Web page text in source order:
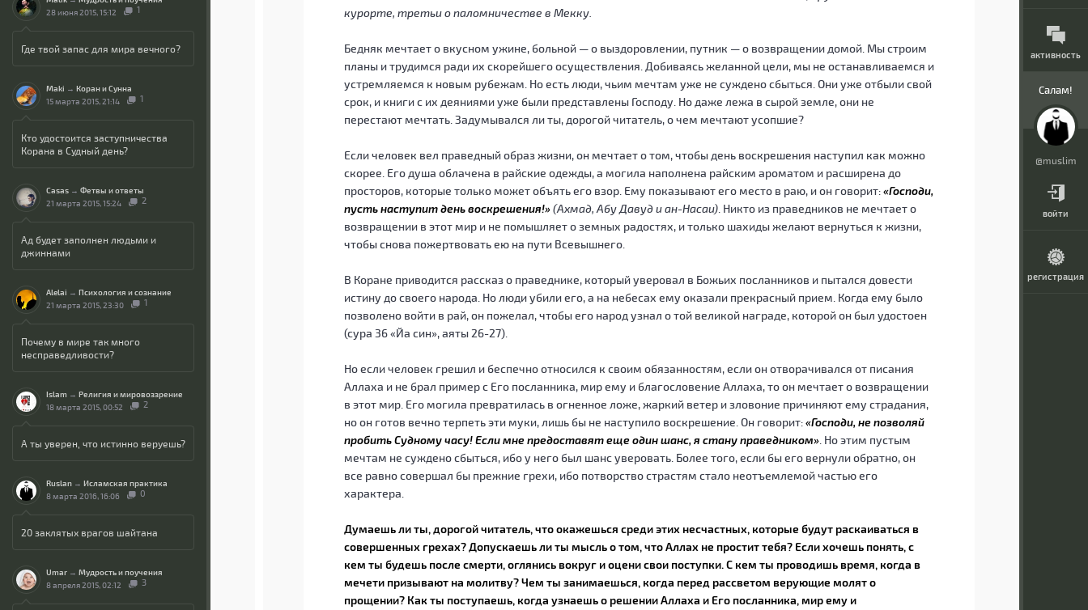
28 июня 2015, 15:12
1
Где твой запас для мира вечного?
Maki → Коран и Сунна
15 марта 2015, 21:14
1
Кто удостоится заступничества
Корана в Судный день?
Casas → Фетвы и ответы
21 марта 2015, 15:24
2
Ад будет заполнен людьми и
джиннами
Alelai → Психология и сознание
21 марта 2015, 23:30
1
Почему в мире так много
несправедливости?
Islam → Религия и мировоззрение
18 марта 2015, 00:52
2
А ты уверен, что истинно веруешь?
Ruslan → Исламская практика
8 марта 2016, 16:06
0
20 заклятых врагов шайтана
Umar → Мудрость и поучения
8 апреля 2015, 02:12
3
активность
Салам!
@muslim
войти
регистрация
курорте, третьи о паломничестве в Мекку.
Бедняк мечтает о вкусном ужине, больной — о выздоровлении, путник — о возвращении домой. Мы строим
планы и трудимся ради их скорейшего осуществления. Добиваясь желанной цели, мы не останавливаемся и
устремляемся к новым рубежам. Но есть люди, чьим мечтам уже не суждено сбыться. Они уже отбыли свой
срок, и книги с их деяниями уже были представлены Господу. Но даже лежа в сырой земле, они не
перестают мечтать. Задумывался ли ты, дорогой читатель, о чем мечтают усопшие?
Если человек вел праведный образ жизни, он мечтает о том, чтобы день воскрешения наступил как можно
скорее. Его душа облачена в райские одежды, а могила наполнена райским ароматом и расширена до
просторов, которые только может объять его взор. Ему показывают его место в раю, и он говорит:«Господи,
пусть наступит день воскрешения!»(Ахмад, Абу Давуд и ан-Насаи) . Никто из праведников не мечтает о
возвращении в этот мир и не помышляет о земных радостях, и только шахиды желают вернуться к жизни,
чтобы снова пожертвовать ею на пути Всевышнего.
В Коране приводится рассказ о праведнике, который уверовал в Божьих посланников и пытался довести
истину до своего народа. Но люди убили его, а на небесах ему оказали прекрасный прием. Когда ему было
позволено войти в рай, он пожелал, чтобы его народ узнал о той великой награде, которой он был удостоен
(сура 36 «Йа син», аяты 26-27).
Но если человек грешил и беспечно относился к своим обязанностям, если он отворачивался от писания
Аллаха и не брал пример с Его посланника, мир ему и благословение Аллаха, то он мечтает о возвращении
в этот мир. Его могила превратилась в огненное ложе, жаркий ветер и зловоние причиняют ему страдания,
но он готов вечно терпеть эти муки, лишь бы не наступило воскрешение. Он говорит:«Господи, не позволяй
пробить Судному часу! Если мне предоставят еще один шанс, я стану праведником» . Но этим пустым
мечтам не суждено сбыться, ибо у него был шанс уверовать. Более того, если бы его вернули обратно, он
все равно совершал бы прежние грехи, ибо потворство страстям стало неотъемлемой частью его
характера.
Думаешь ли ты, дорогой читатель, что окажешься среди этих несчастных, которые будут раскаиваться в
совершенных грехах? Допускаешь ли ты мысль о том, что Аллах не простит тебя? Если хочешь понять, с
кем ты будешь после смерти, оглянись вокруг и оцени свои поступки. С кем ты проводишь время, когда в
мечети призывают на молитву? Чем ты занимаешься, когда перед рассветом верующие молят о
прощении? Как ты поступаешь, когда узнаешь о решении Аллаха и Его посланника, мир ему и